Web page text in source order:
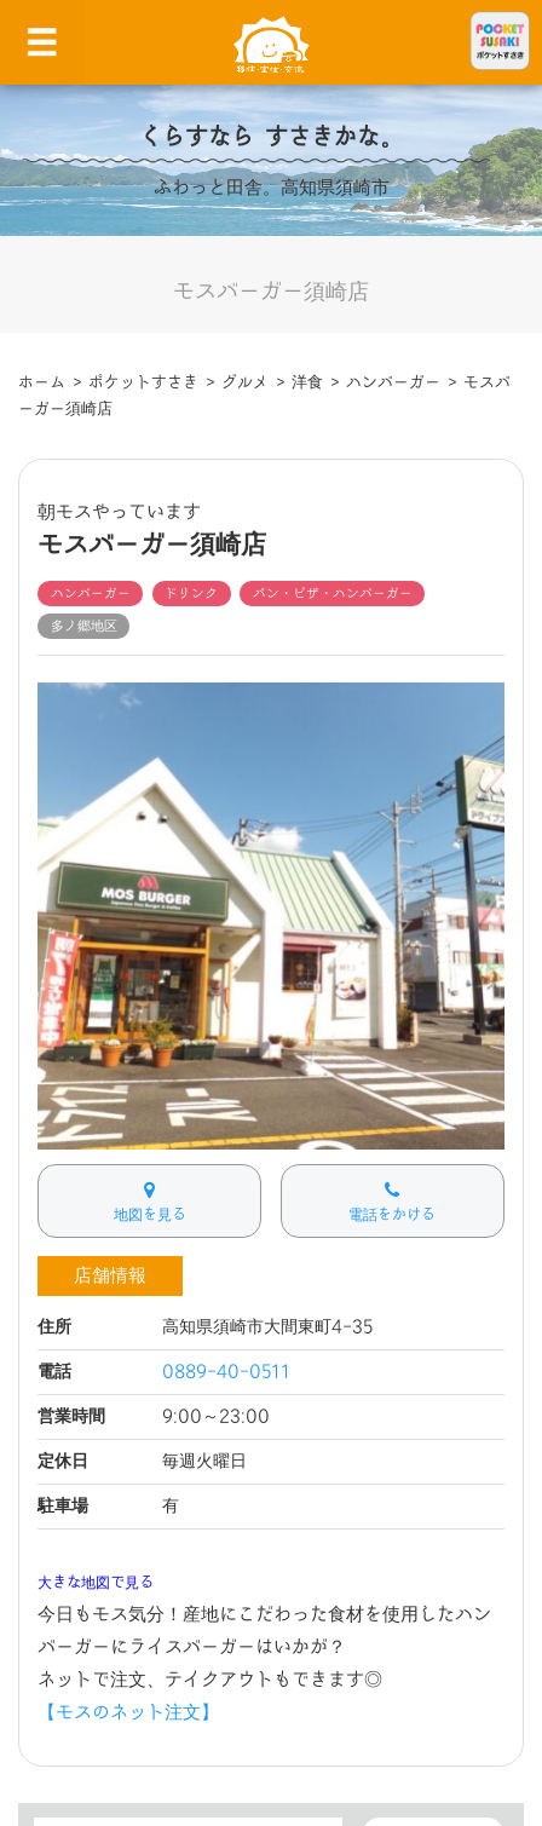
くらすなら すさきかな。
ふわっと田舎。高知県須崎市
モスバーガー須崎店
ホーム > ポケットすさき > グルメ > 洋食 > ハンバーガー > モスバ
ーガー須崎店
朝モスやっています
モスバーガー須崎店
ハンバーガー ドリンク パン・ピザ・ハンバーガー
多ノ郷地区
地図を見る 電話をかける
店舗情報
住所 高知県須崎市大間東町4-35
電話 0889-40-0511
営業時間 9:00～23:00
定休日 毎週火曜日
駐車場 有
大きな地図で見る
今日もモス気分！産地にこだわった食材を使用したハン
バーガーにライスバーガーはいかが？
ネットで注文、テイクアウトもできます◎
【モスのネット注文】